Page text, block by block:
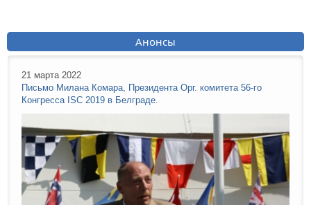
Анонсы
21 марта 2022
Письмо Милана Комара, Президента Орг. комитета 56-го
Конгресса ISC 2019 в Белграде.